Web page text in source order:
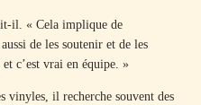
il. « Cela implique de
de les soutenir et de les
c’est vrai en équipe. »
vinyles, il recherche souvent des